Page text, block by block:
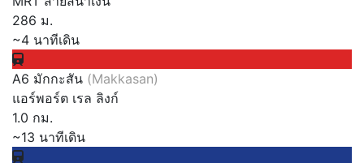
286 ม.
~4 นาทีเดิน
A6 มักกะสัน (Makkasan)
แอร์พอร์ต เรล ลิงก์
1.0 กม.
~13 นาทีเดิน